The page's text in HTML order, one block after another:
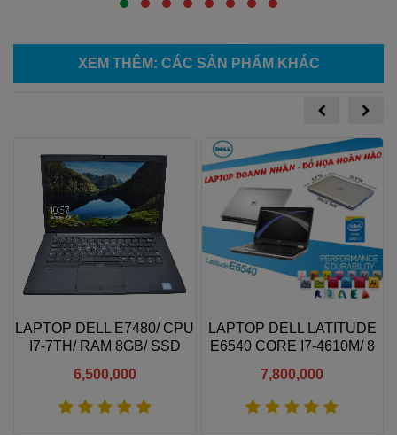
Xem thêm Xem thêm
XEM THÊM: CÁC SẢN PHẨM KHÁC
LAPTOP DELL E7480/ CPU
I7-7TH/ RAM 8GB/ SSD
6,500,000
LAPTOP DELL LATITUDE
E6540 CORE I7-4610M/ 8
AMD RADEON HD 8790M/
15.6 FHD
7,800,000